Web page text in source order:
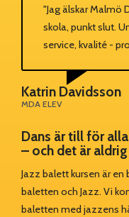
"Jag älskar Malmö
skola, punkt slut.
service, kvalité -
Katrin Davidsson
MDA ELEV
Dans är till för
– och det är
Jazz balett kursen är
baletten och Jazz. Vi
baletten med jazzens